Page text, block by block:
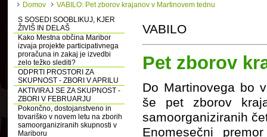
Domov
VABILO: Pet zborov krajanov v Martinovem tednu
S SOSEDI SOOBLIKUJ, KJER
ŽIVIŠ IN DELAŠ
Kako Mestna občina Maribor
izvaja projekte participativnega
proračuna in zakaj je izvedbi
zelo težko slediti?
ODPRTI PROSTORI ZA
SKUPNOST - ZBORI V APRILU
AKTIVIRAJ SE ZA SKUPNOST -
ZBORI V FEBRUARJU
Pokončno, dostojanstveno in
tovariško v novem letu na zborih
samoorganiziranih skupnosti v
Mariboru
VABILO
Pet zborov
Do Martinovega bo
še pet zborov
samoorganiziranih
Enomesečni